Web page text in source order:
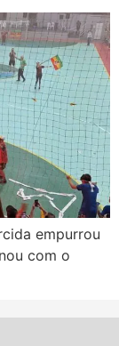
empurrou
com o